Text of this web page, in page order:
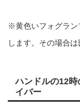
※黄色いフォグラン
します。その場合
ハンドルの12
イバー